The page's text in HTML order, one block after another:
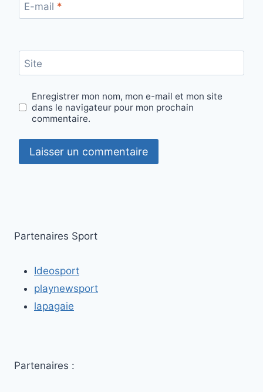
E-mail *
Site
Enregistrer mon nom, mon e-mail et mon site
dans le navigateur pour mon prochain
commentaire.
Partenaires Sport
Ideosport
playnewsport
lapagaie
Partenaires :